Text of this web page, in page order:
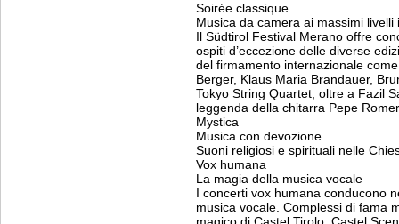
Soirée classique
Musica da camera ai massimi
Il Südtirol Festival Merano offre
ospiti d’eccezione delle diverse
del firmamento internazionale
Berger, Klaus Maria Brandauer,
Tokyo String Quartet, oltre a Fazil
leggenda della chitarra Pepe
Mystica
Musica con devozione
Suoni religiosi e spirituali nelle
Vox humana
La magia della musica vocale
I concerti vox humana conducono
musica vocale. Complessi di fama